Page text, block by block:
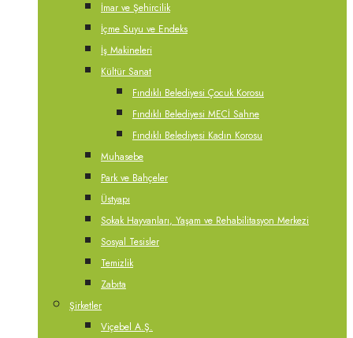
İmar ve Şehircilik
İçme Suyu ve Endeks
İş Makineleri
Kültür Sanat
Fındıklı Belediyesi Çocuk Korosu
Fındıklı Belediyesi MECİ Sahne
Fındıklı Belediyesi Kadın Korosu
Muhasebe
Park ve Bahçeler
Üstyapı
Sokak Hayvanları, Yaşam ve Rehabilitasyon Merkezi
Sosyal Tesisler
Temizlik
Zabıta
Şirketler
Viçebel A.Ş.